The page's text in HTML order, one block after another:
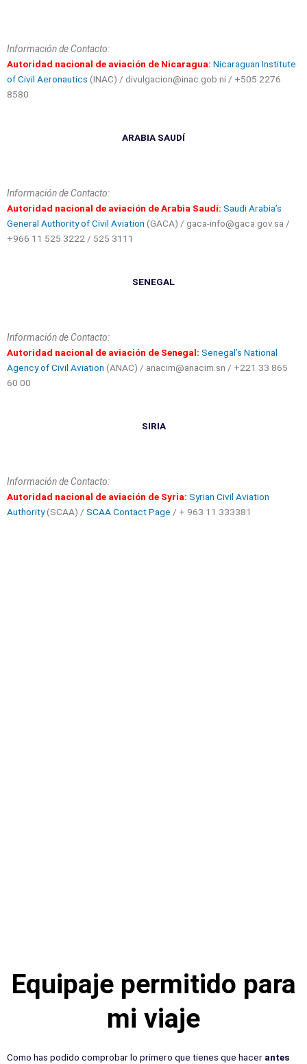
Información de Contacto:
Autoridad nacional de aviación de Nicaragua: Nicaraguan Institute
of Civil Aeronautics (INAC) / divulgacion@inac.gob.ni / +505 2276
8580
ARABIA SAUDÍ
Información de Contacto:
Autoridad nacional de aviación de Arabia Saudí: Saudi Arabia’s
General Authority of Civil Aviation (GACA) / gaca-info@gaca.gov.sa /
+966 11 525 3222 / 525 3111
SENEGAL
Información de Contacto:
Autoridad nacional de aviación de Senegal: Senegal’s National
Agency of Civil Aviation (ANAC) / anacim@anacim.sn / +221 33 865
60 00
SIRIA
Información de Contacto:
Autoridad nacional de aviación de Syria: Syrian Civil Aviation
Authority(SCAA) / SCAA Contact Page / + 963 11 333381
Equipaje permitido para
mi viaje
Como has podido comprobar lo primero que tienes que hacer antes